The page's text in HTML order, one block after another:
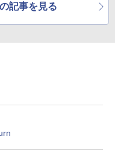
記事を見る